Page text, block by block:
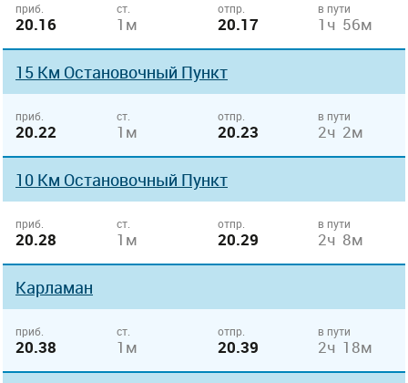
приб.
20.16
ст.
1м
отпр.
20.17
в пути
1ч 56м
15 Км Остановочный Пункт
приб.
20.22
ст.
1м
отпр.
20.23
в пути
2ч 2м
10 Км Остановочный Пункт
приб.
20.28
ст.
1м
отпр.
20.29
в пути
2ч 8м
Карламан
приб.
20.38
ст.
1м
отпр.
20.39
в пути
2ч 18м